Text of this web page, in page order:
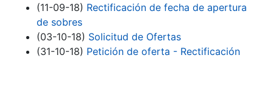
(11-09-18) Rectificación de fecha de apertura
de sobres
(03-10-18) Solicitud de Ofertas
(31-10-18) Petición de oferta - Rectificación